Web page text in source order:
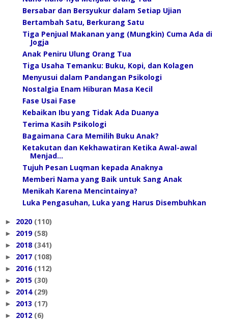
Bersabar dan Bersyukur dalam Setiap Ujian
Bertambah Satu, Berkurang Satu
Tiga Penjual Makanan yang (Mungkin) Cuma Ada di
Jogja
Anak Peniru Ulung Orang Tua
Tiga Usaha Temanku: Buku, Kopi, dan Kolagen
Menyusui dalam Pandangan Psikologi
Nostalgia Enam Hiburan Masa Kecil
Fase Usai Fase
Kebaikan Ibu yang Tidak Ada Duanya
Terima Kasih Psikologi
Bagaimana Cara Memilih Buku Anak?
Ketakutan dan Kekhawatiran Ketika Awal-awal
Menjad...
Tujuh Pesan Luqman kepada Anaknya
Memberi Nama yang Baik untuk Sang Anak
Menikah Karena Mencintainya?
Luka Pengasuhan, Luka yang Harus Disembuhkan
► 2020 (110)
► 2019 (58)
► 2018 (341)
► 2017 (108)
► 2016 (112)
► 2015 (30)
► 2014 (29)
► 2013 (17)
► 2012 (6)